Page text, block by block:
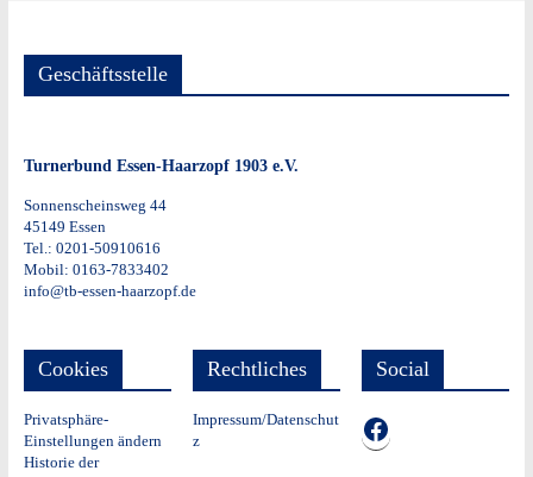
Geschäftsstelle
Turnerbund Essen-Haarzopf 1903 e.V.
Sonnenscheinsweg 44
45149 Essen
Tel.: 0201-50910616
Mobil: 0163-7833402
info@tb-essen-haarzopf.de
Cookies
Privatsphäre-
Einstellungen ändern
Historie der
Rechtliches
Impressum/Datenschut
z
Social
TB auf Facebook